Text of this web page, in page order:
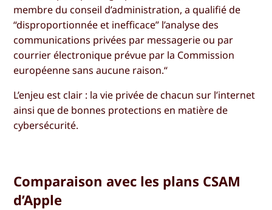
membre du conseil d’administration, a qualifié de
“disproportionnée et inefficace” l’analyse des
communications privées par messagerie ou par
courrier électronique prévue par la Commission
européenne sans aucune raison.“
L’enjeu est clair : la vie privée de chacun sur l’internet
ainsi que de bonnes protections en matière de
cybersécurité.
Comparaison avec les plans CSAM
d’Apple